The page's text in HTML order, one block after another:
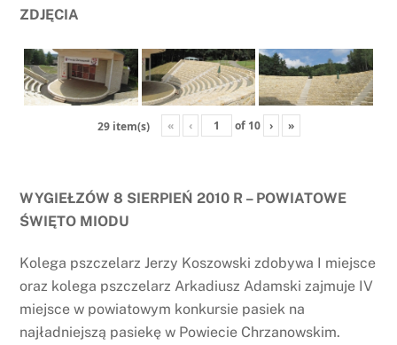
ZDJĘCIA
29 item(s) « ‹ of 10 › »
WYGIEŁZÓW 8 SIERPIEŃ 2010 R – POWIATOWE
ŚWIĘTO MIODU
Kolega pszczelarz Jerzy Koszowski zdobywa I miejsce
oraz kolega pszczelarz Arkadiusz Adamski zajmuje IV
miejsce w powiatowym konkursie pasiek na
najładniejszą pasiekę w Powiecie Chrzanowskim.